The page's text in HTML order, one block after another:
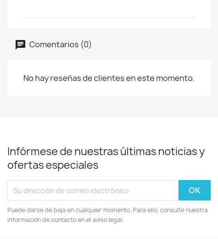
Comentarios (0)
No hay reseñas de clientes en este momento.
Infórmese de nuestras últimas noticias y
ofertas especiales
Puede darse de baja en cualquier momento. Para ello, consulte nuestra
información de contacto en el aviso legal.